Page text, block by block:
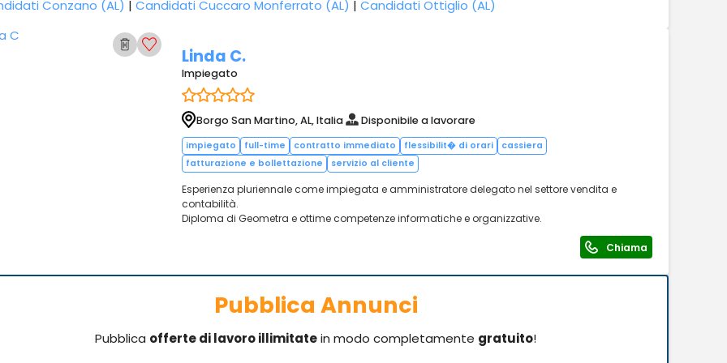
Conzano (AL) | Candidati Cuccaro Monferrato (AL) | Candidati Ottiglio (AL)
Linda C.
Impiegato
Borgo San Martino, AL, Italia Disponibile a lavorare
impiegato full-time contratto immediato flessibilit� di orari
cassiera
fatturazione e bollettazione
servizio al cliente
Esperienza pluriennale come impiegata e amministratore delegato nel settore vendita e
contabilità.
Diploma di Geometra e ottime competenze informatiche e organizzative.
Chiama
Pubblica Annunci
Pubblica offerte di lavoro illimitatein modo completamente gratuito!